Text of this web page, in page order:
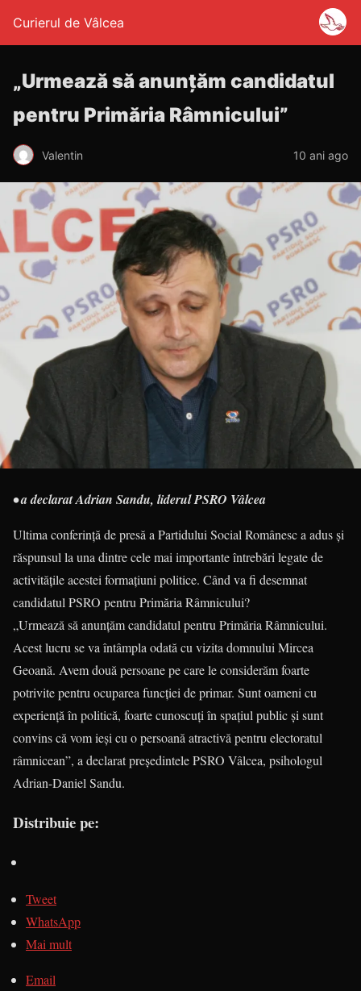
Curierul de Vâlcea
„Urmează să anunțăm candidatul
pentru Primăria Râmnicului”
Valentin 10 ani ago
• a declarat Adrian Sandu, liderul PSRO Vâlcea
Ultima conferință de presă a Partidului Social Românesc a adus și
răspunsul la una dintre cele mai importante întrebări legate de
activitățile acestei formațiuni politice. Când va fi desemnat
candidatul PSRO pentru Primăria Râmnicului?
„Urmează să anunțăm candidatul pentru Primăria Râmnicului.
Acest lucru se va întâmpla odată cu vizita domnului Mircea
Geoană. Avem două persoane pe care le considerăm foarte
potrivite pentru ocuparea funcției de primar. Sunt oameni cu
experiență în politică, foarte cunoscuți în spațiul public și sunt
convins că vom ieși cu o persoană atractivă pentru electora­tul
râmnicean”, a declarat președintele PSRO Vâlcea, psihologul
Adrian-Daniel Sandu.
Distribuie pe:
Tweet
WhatsApp
Mai mult
Email